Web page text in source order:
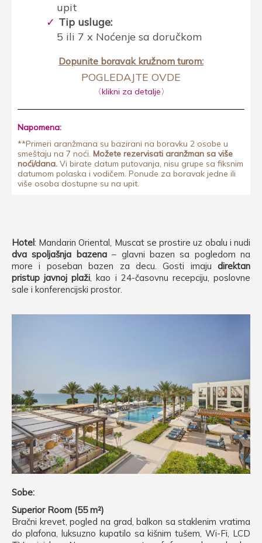
upit
Tip usluge:
5 ili 7 x Noćenje sa doručkom
Dopunite boravak kružnom turom:
POGLEDAJTE OVDE
〈klikni za detalje〉
Napomena:
**Primeri aranžmana su bazirani na boravku 2 osobe u
smeštaju na 7 noći. Možete rezervisati aranžman sa više
noći/dana. Vi birate datum putovanja, nisu grupe sa fiksnim
datumom polaska i vodičem. Ponude za boravak jedne ili
više osoba dostupne su na upit.
Hotel: Mandarin Oriental, Muscat se prostire uz obalu i nudi
dva spoljašnja bazena– glavni bazen sa pogledom na
more i poseban bazen za decu. Gosti imaju direktan
pristup javnoj plaži, kao i 24-časovnu recepciju, poslovne
sale i konferencijski prostor.
Sobe:
Superior Room (55 m²)
Bračni krevet, pogled na grad, balkon sa staklenim vratima
do plafona, luksuzno kupatilo sa kišnim tušem, Wi-Fi, LCD